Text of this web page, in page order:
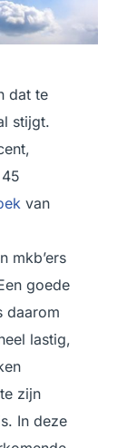
dat te
stijgt.
van
mkb’ers
goede
daarom
lastig,
zijn
In deze